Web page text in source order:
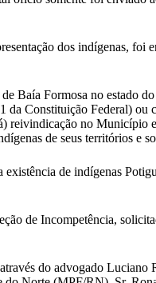
dos indígenas,
Baía Formosa no estado
da Constituição Federal)
no
de seus territórios e
de indígenas
de Incompetência,
do advogado